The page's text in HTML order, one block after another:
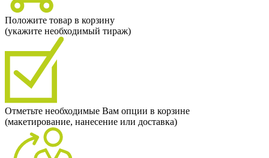
Положите товар в корзину
(укажите необходимый тираж)
Отметьте необходимые Вам опции в корзине
(макетирование, нанесение или доставка)